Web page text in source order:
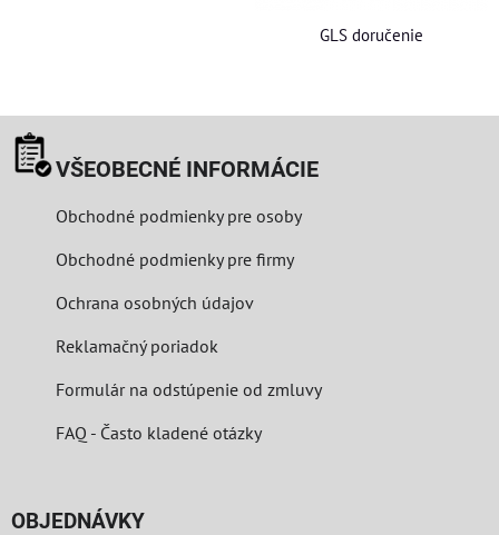
GLS doručenie
VŠEOBECNÉ INFORMÁCIE
Obchodné podmienky pre osoby
Obchodné podmienky pre firmy
Ochrana osobných údajov
Reklamačný poriadok
Formulár na odstúpenie od zmluvy
FAQ - Často kladené otázky
OBJEDNÁVKY